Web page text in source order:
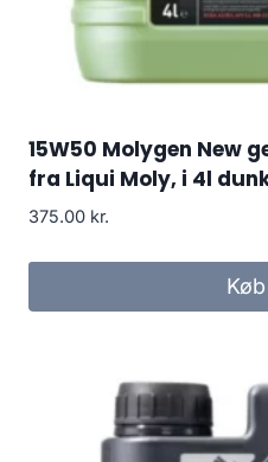
15W50 Molygen New
fra Liqui Moly, i 4l
375.00 kr.